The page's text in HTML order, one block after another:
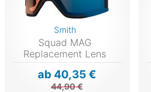
Smith
Squad MAG
Replacement Lens
ab 40,35 €
44,90 €